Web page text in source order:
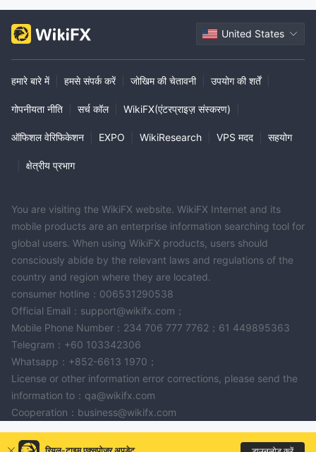
United States
हमारे बारे में हमसे संपर्क करें जोखिम की चेतावनी उपयोग की शर्तें
गोपनीयता नीति सर्च कॉल WikiFX(एंटरप्राइज़ संस्करण)
ऑफिशल वेरिफिकेशन EXPO WikiResearch VPS मदद सहयोग
क्षेत्रीय प्रभाग
You are visiting the WikiFX website. WikiFX Internet and its
mobile products are an enterprise information searching tool for
global users. When using WikiFX products, users should
consciously abide by the relevant laws and regulations of the
country and region where they are located.
consumer hotline：006531290538
Official Email：support@wikifx.com；
Mobile Phone Number：234 706 777 7762；61 449895363
Telegram：+60 103342306
Whatsapp：+852-6613 1970；
License or other information error corrections, please send the
information to：qa@wikifx.com
Cooperation：business@wikifx.com